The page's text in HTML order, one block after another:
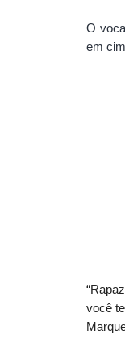
O
em
você